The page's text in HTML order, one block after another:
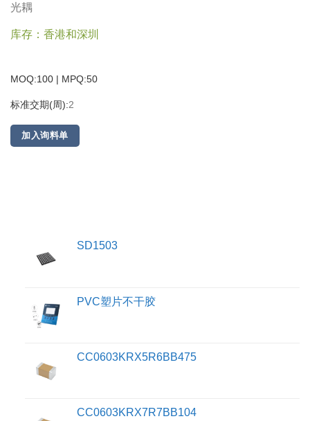
光耦
库存：香港和深圳
MOQ:100 | MPQ:50
标准交期(周):2
加入询料单
SD1503
PVC塑片不干胶
CC0603KRX5R6BB475
CC0603KRX7R7BB104